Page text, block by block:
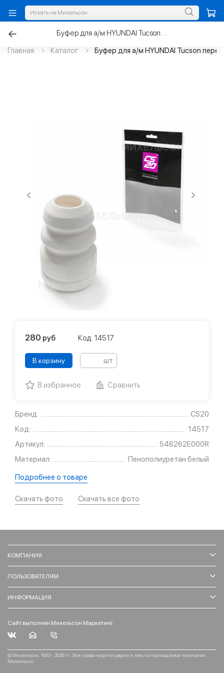
Главная Каталог Буфер для а/м HYUNDAI Tucson
Бренд:
CS20
Код:
14517
Артикул:
546262E000R
Материал:
Пенополиуретан белый
Подробнее о товаре
Скачать фото Скачать все фото
280 руб Код: 14517
В корзину шт
В избранное Сравнить
КОМПАНИЯ
ПОЛЬЗОВАТЕЛЯМ
ИНФОРМАЦИЯ
Сайт выполнен Михельсон Маркетинг
© Михельсон, 1993 - 2026 гг. Все права на фотографии и тексты принадлежат компании
Михельсон.